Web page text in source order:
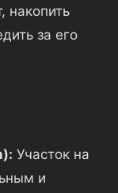
накопить
за его
Участок на
и